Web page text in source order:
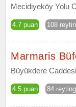
Mecidiyeköy Yolu
4.7 puan 108
Marmaris
Büyükdere
4.5 puan 84 reyting